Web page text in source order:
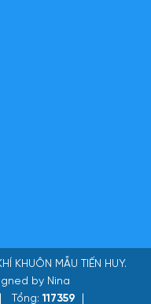
KHUÔN MẪU TIẾN HUY.
by Nina
Tổng:117359